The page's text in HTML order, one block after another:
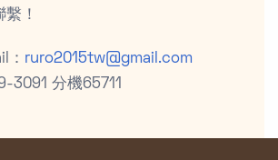
！
： ruro2015tw@gmail.com
3091 分機65711